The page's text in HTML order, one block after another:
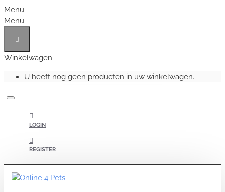
Menu
Menu
Winkelwagen
U heeft nog geen producten in uw winkelwagen.
LOGIN
REGISTER